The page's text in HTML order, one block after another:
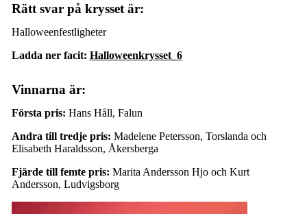
Rätt svar på krysset är:
Halloweenfestligheter
Ladda ner facit: Halloweenkrysset_6
Vinnarna är:
Första pris: Hans Håll, Falun
Andra till tredje pris: Madelene Petersson, Torslanda och
Elisabeth Haraldsson, Åkersberga
Fjärde till femte pris: Marita Andersson Hjo och Kurt
Andersson, Ludvigsborg